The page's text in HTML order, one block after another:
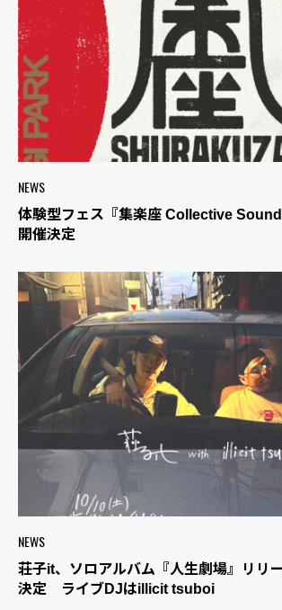
NEWS
体験型フェス『集楽座 Collective
開催決定
NEWS
荘子it、ソロアルバム『人生劇場』リリ
決定 ライブDJはillicit tsuboi